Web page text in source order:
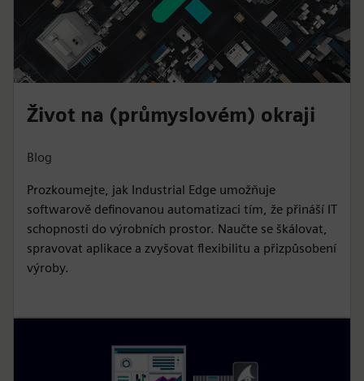
Život na (průmyslovém) okraji
Blog
Prozkoumejte, jak Industrial Edge umožňuje
softwarově definovanou automatizaci tím, že přináší IT
schopnosti do výrobních prostor. Naučte se škálovat,
spravovat aplikace a zvyšovat flexibilitu a přizpůsobení
výroby.